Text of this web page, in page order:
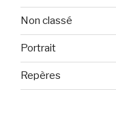
Non classé
Portrait
Repères